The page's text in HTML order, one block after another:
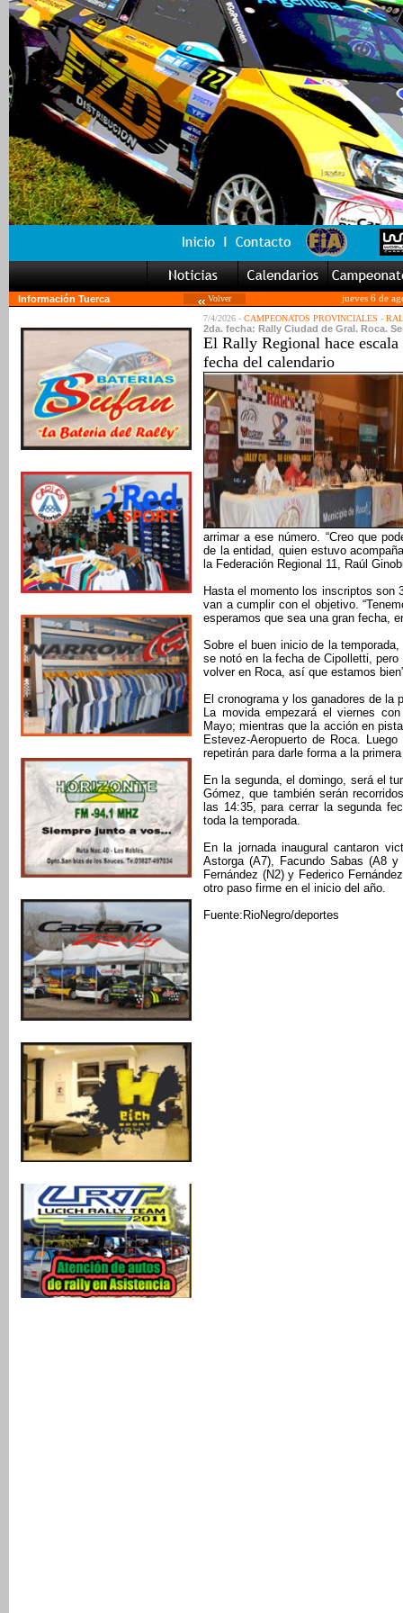
Información Tuerca Volver
jueves 6 de
7/4/2026 - CAMPEONATOS PROVINCIALES -
2da. fecha: Rally Ciudad de Gral. Roca.
El Rally Regional hace
fecha del calendario
arrimar a ese número. “Creo que
de la entidad, quien estuvo
la Federación Regional 11, Raúl
Hasta el momento los inscriptos son
van a cumplir con el objetivo.
esperamos que sea una gran fecha,
Sobre el buen inicio de la
se notó en la fecha de Cipolletti,
volver en Roca, así que estamos
El cronograma y los ganadores de la
La movida empezará el viernes
Mayo; mientras que la acción en
Estevez-Aeropuerto de Roca.
repetirán para darle forma a la
En la segunda, el domingo, será el
Gómez, que también serán
las 14:35, para cerrar la segunda
toda la temporada.
En la jornada inaugural cantaron
Astorga (A7), Facundo Sabas (A8
Fernández (N2) y Federico
otro paso firme en el inicio del año.
Fuente:RioNegro/deportes